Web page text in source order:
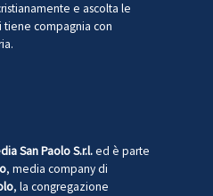
e ascolta le
compagnia con
San Paolo S.r.l.ed è parte
, media company di
, la congregazione